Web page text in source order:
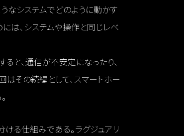
なシステムでどのように動かす
には、システムや操作と同じレベ
と、通信が不安定になったり、
はその続編として、スマートホー
る仕組みである。ラグジュアリ